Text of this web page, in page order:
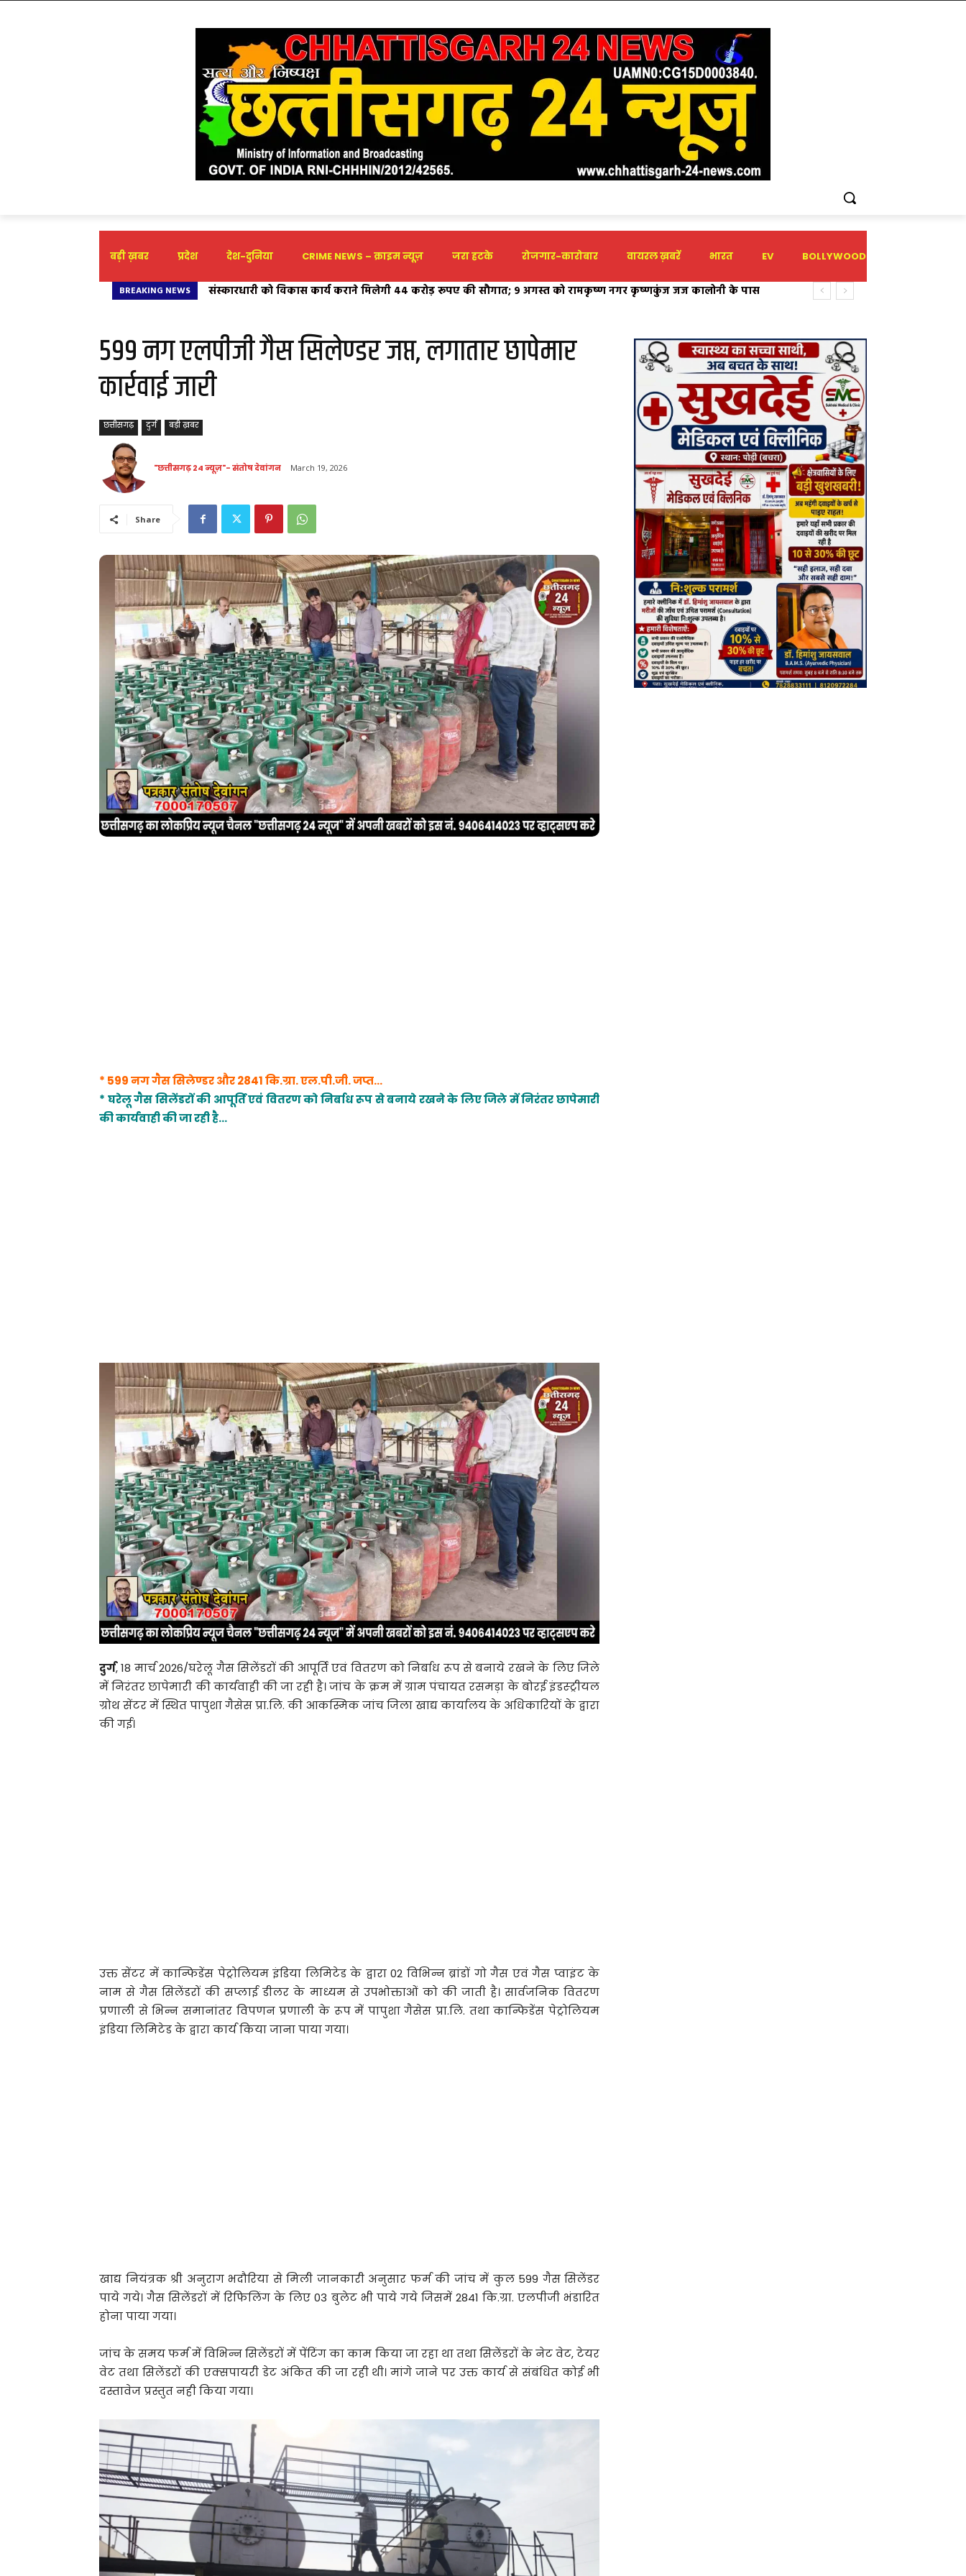
बड़ी ख़बर प्रदेश देश-दुनिया CRIME NEWS – क्राइम न्यूज़ जरा हटके रोजगार-कारोबार वायरल ख़बरें भारत EV BOLLYWOOD
BREAKING NEWS
संस्कारधारी को विकास कार्य कराने मिलेगी 44 करोड़ रूपए की सौगात; 9 अगस्त को रामकृष्ण नगर कृष्णकुंज जज कालोनी के पास
खैरागढ़ में बिजली उपभोक्ताओं के लिए नया कॉल सेंटर शुरू, घर बैठे समस्याओं के निवारण के लिए दो हेल्पलाइन नंबर जारी
599 नग एलपीजी गैस सिलेण्डर जप्त, लगातार छापेमार
कार्रवाई जारी
छत्तीसगढ़ दुर्ग बड़ी ख़बर
"छत्तीसगढ़ 24 न्यूज़"- संतोष देवांगन March 19, 2026
Share
* 599 नग गैस सिलेण्डर और 2841 कि.ग्रा. एल.पी.जी. जप्त…
* घरेलू गैस सिलेंडरों की आपूर्ति एवं वितरण को निर्बाध रूप से बनाये रखने के लिए जिले में निरंतर छापेमारी
की कार्यवाही की जा रही है…
दुर्ग, 18 मार्च 2026/घरेलू गैस सिलेंडरों की आपूर्ति एवं वितरण को निर्बाध रूप से बनाये रखने के लिए जिले
में निरंतर छापेमारी की कार्यवाही की जा रही है। जांच के क्रम में ग्राम पंचायत रसमड़ा के बोरई इंडस्ट्रीयल
ग्रोथ सेंटर में स्थित पापुशा गैसेस प्रा.लि. की आकस्मिक जांच जिला खाद्य कार्यालय के अधिकारियों के द्वारा
की गई।
उक्त सेंटर में कान्फिडेंस पेट्रोलियम इंडिया लिमिटेड के द्वारा 02 विभिन्न ब्रांडों गो गैस एवं गैस प्वाइंट के
नाम से गैस सिलेंडरों की सप्लाई डीलर के माध्यम से उपभोक्ताओं को की जाती है। सार्वजनिक वितरण
प्रणाली से भिन्न समानांतर विपणन प्रणाली के रूप में पापुशा गैसेस प्रा.लि. तथा कान्फिडेंस पेट्रोलियम
इंडिया लिमिटेड के द्वारा कार्य किया जाना पाया गया।
खाद्य नियंत्रक श्री अनुराग भदौरिया से मिली जानकारी अनुसार फर्म की जांच में कुल 599 गैस सिलेंडर
पाये गये। गैस सिलेंडरों में रिफिलिंग के लिए 03 बुलेट भी पाये गये जिसमें 2841 कि.ग्रा. एलपीजी भंडारित
होना पाया गया।
जांच के समय फर्म में विभिन्न सिलेंडरों में पेंटिंग का काम किया जा रहा था तथा सिलेंडरों के नेट वेट, टेयर
वेट तथा सिलेंडरों की एक्सपायरी डेट अंकित की जा रही थी। मांगे जाने पर उक्त कार्य से संबंधित कोई भी
दस्तावेज प्रस्तुत नही किया गया।